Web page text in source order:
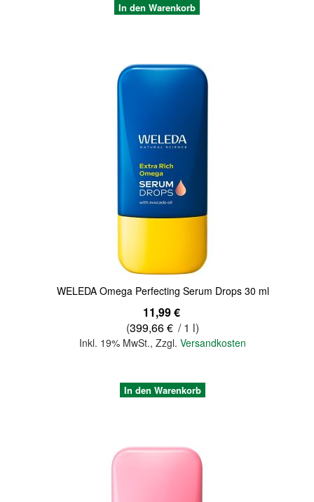
In den Warenkorb
WELEDA Omega Perfecting Serum Drops 30 ml
11,99 €
(399,66 € / 1 l)
Inkl. 19% MwSt.,Zzgl.Versandkosten
In den Warenkorb